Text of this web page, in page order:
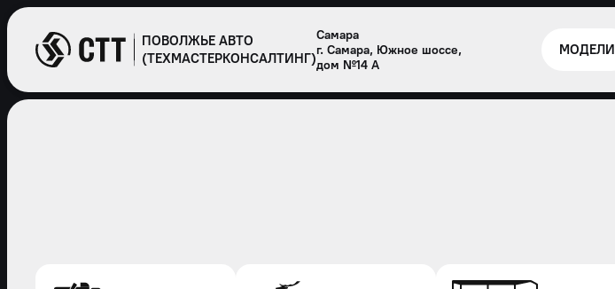
ПОВОЛЖЬЕ АВТО
(ТЕХМАСТЕРКОНСАЛТИНГ)
Самара
г. Самара, Южное шоссе,
дом №14 А
МОДЕЛИ